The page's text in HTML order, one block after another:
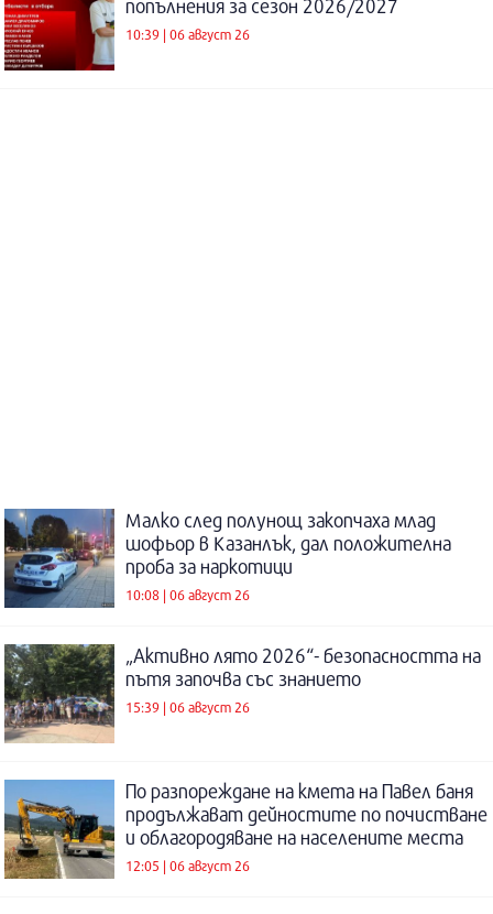
попълнения за сезон 2026/2027
10:39 | 06 август 26
Малко след полунощ закопчаха млад
шофьор в Казанлък, дал положителна
проба за наркотици
10:08 | 06 август 26
„Активно лято 2026“- безопасността на
пътя започва със знанието
15:39 | 06 август 26
По разпореждане на кмета на Павел баня
продължават дейностите по почистване
и облагородяване на населените места
12:05 | 06 август 26